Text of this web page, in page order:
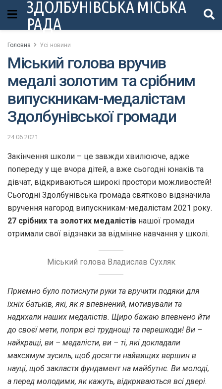
ЗДОЛБУНІВСЬКА МІСЬКА
РАДА
Головна Усі новини
Міський голова вручив
медалі золотим та срібним
випускникам-медалістам
Здолбунівської громади
24.06.2021
Закінчення школи – це завжди хвилююче, адже
попереду у ще вчора дітей, а вже сьогодні юнаків та
дівчат, відкриваються широкі простори можливостей!
Сьогодні Здолбунівська громада святково відзначила
вручення нагород випускникам-медалістам 2021 року.
27 срібних та золотих медалістів нашої громади
отримали свої відзнаки за відмінне навчання у школі.
Міський голова Владислав Сухляк
Приємно було потиснути руки та вручити подяки для
їхніх батьків, які, як я впевнений, мотивували та
надихали наших медалістів. Щиро бажаю впевнено йти
до своєї мети, попри всі труднощі та перешкоди! Ви –
найкращі, ви – медалісти, ви – ті, які докладали
максимум зусиль, щоб досягти найвищих вершин в
науці, щоб закласти фундамент на майбутнє. Ви молоді,
а перед молодими, як кажуть, відкриваються всі двері.